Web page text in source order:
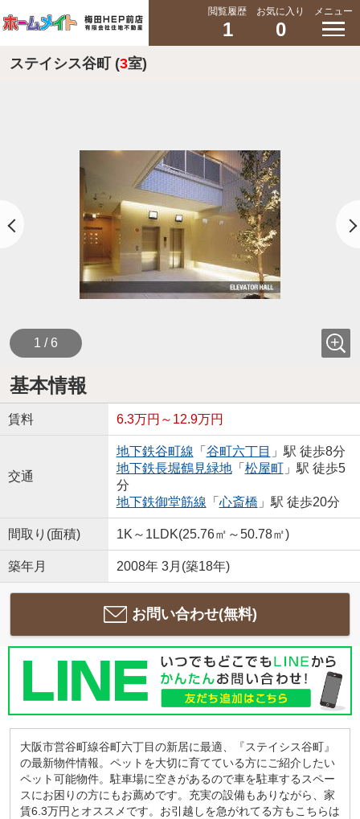
閲覧履歴
1
お気に入り
0
メニュー
ステイシス谷町 (3室)
1 / 6
基本情報
賃料 6.3万円～12.9万円
交通
地下鉄谷町線 「 谷町六丁目 」駅 徒歩8分
地下鉄長堀鶴見緑地「 松屋町」駅 徒歩5
分
地下鉄御堂筋線 「 心斎橋 」駅 徒歩20分
間取り(面積) 1K～1LDK(25.76㎡～50.78㎡)
築年月 2008年 3月(築18年)
お問い合わせ(無料)
大阪市営谷町線谷町六丁目の新居に最適、『ステイシス谷町』
の最新物件情報。ペットを大切に育てている方にご紹介したい
ペット可能物件。駐車場に空きがあるので車を駐車するスペー
スにお困りの方にもお薦めです。充実の設備もありながら、家
賃6.3万円とオススメです。お引越しを急がれてる方もこちらは